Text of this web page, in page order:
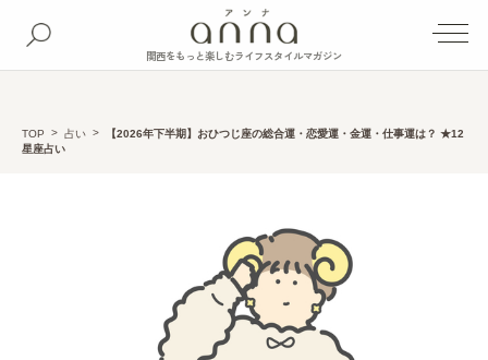
関西をもっと楽しむライフスタイルマガジン
TOP 占い
【2026年下半期】おひつじ座の総合運・恋愛運・金運・仕事運は？ ★12
星座占い